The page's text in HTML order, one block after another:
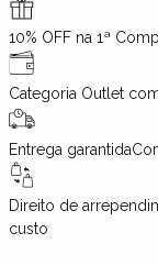
10% OFF na 1ª
Categoria Outlet
Entrega garantida
Direito de
custo